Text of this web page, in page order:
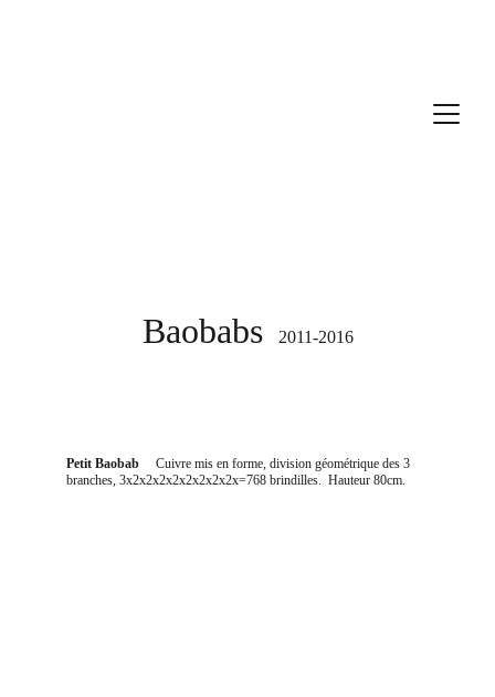
Baobabs 2011-2016
Petit Baobab Cuivre mis en forme, division géométrique des 3
branches, 3x2x2x2x2x2x2x2x2x=768 brindilles.  Hauteur 80cm.